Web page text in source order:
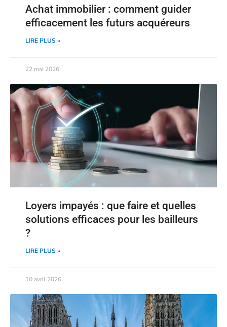
Achat immobilier : comment guider
efficacement les futurs acquéreurs
LIRE PLUS »
22 mai 2026
Loyers impayés : que faire et quelles
solutions efficaces pour les bailleurs
?
LIRE PLUS »
10 avril 2026